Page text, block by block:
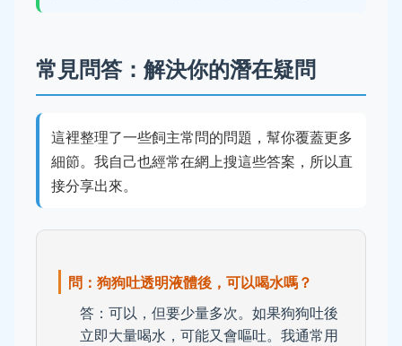
常見問答：解決你的潛在疑問
這裡整理了一些飼主常問的問題，幫你覆蓋更多
細節。我自己也經常在網上搜這些答案，所以直
接分享出來。
問：狗狗吐透明液體後，可以喝水嗎？
答：可以，但要少量多次。如果狗狗吐後
立即大量喝水，可能又會嘔吐。我通常用